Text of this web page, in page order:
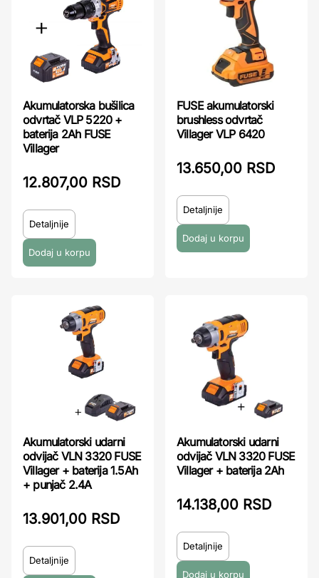
Akumulatorska bušilica
odvrtač VLP 5220 +
baterija 2Ah FUSE
Villager
12.807,00 RSD
Detaljnije
FUSE akumulatorski
brushless odvrtač
Villager VLP 6420
13.650,00 RSD
Detaljnije
Akumulatorski udarni
odvijač VLN 3320 FUSE
Villager + baterija 1.5Ah
+ punjač 2.4A
13.901,00 RSD
Detaljnije
Akumulatorski udarni
odvijač VLN 3320 FUSE
Villager + baterija 2Ah
14.138,00 RSD
Detaljnije